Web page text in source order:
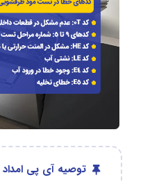
توصیه آی پی امداد